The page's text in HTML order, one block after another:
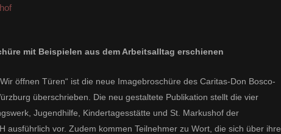
mit Beispielen aus dem Arbeitsalltag erschienen
öffnen Türen“ ist die neue Imagebroschüre des Caritas-Don Bosco-
überschrieben. Die neu gestaltete Publikation stellt die vier
Jugendhilfe, Kindertagesstätte und St. Markushof der
ausführlich vor. Zudem kommen Teilnehmer zu Wort, die sich über ihre